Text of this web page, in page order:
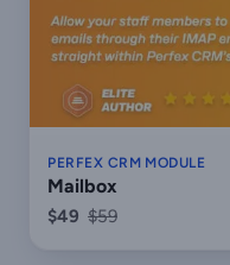
PERFEX CRM MODULE
Mailbox
$49 $59